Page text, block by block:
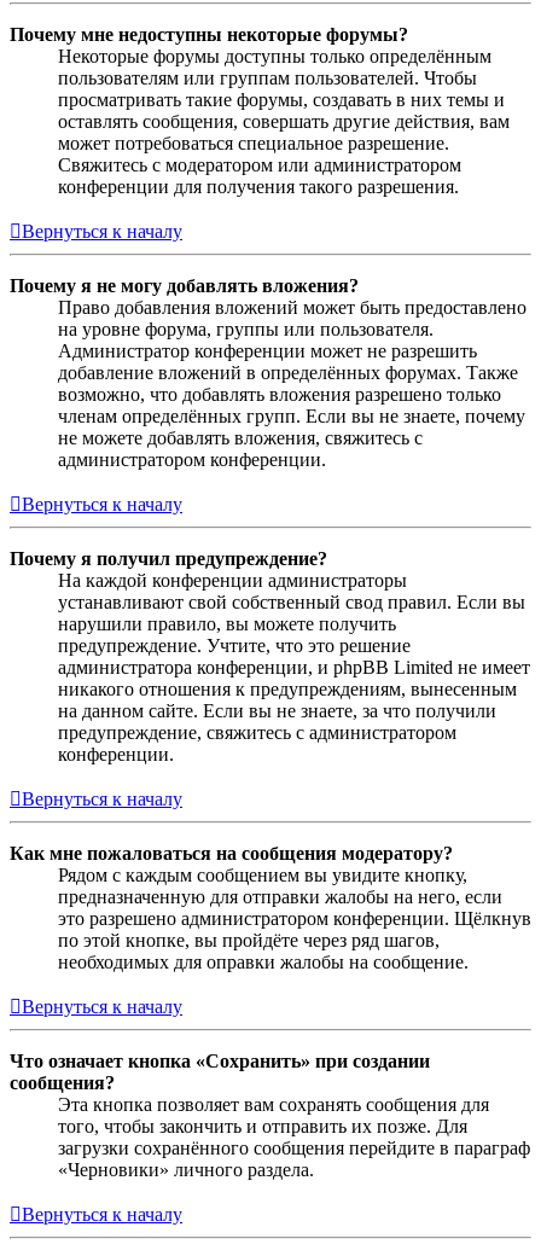
Почему мне недоступны некоторые форумы?
Некоторые форумы доступны только определённым
пользователям или группам пользователей. Чтобы
просматривать такие форумы, создавать в них темы и
оставлять сообщения, совершать другие действия, вам
может потребоваться специальное разрешение.
Свяжитесь с модератором или администратором
конференции для получения такого разрешения.
Вернуться к началу
Почему я не могу добавлять вложения?
Право добавления вложений может быть предоставлено
на уровне форума, группы или пользователя.
Администратор конференции может не разрешить
добавление вложений в определённых форумах. Также
возможно, что добавлять вложения разрешено только
членам определённых групп. Если вы не знаете, почему
не можете добавлять вложения, свяжитесь с
администратором конференции.
Вернуться к началу
Почему я получил предупреждение?
На каждой конференции администраторы
устанавливают свой собственный свод правил. Если вы
нарушили правило, вы можете получить
предупреждение. Учтите, что это решение
администратора конференции, и phpBB Limited не имеет
никакого отношения к предупреждениям, вынесенным
на данном сайте. Если вы не знаете, за что получили
предупреждение, свяжитесь с администратором
конференции.
Вернуться к началу
Как мне пожаловаться на сообщения модератору?
Рядом с каждым сообщением вы увидите кнопку,
предназначенную для отправки жалобы на него, если
это разрешено администратором конференции. Щёлкнув
по этой кнопке, вы пройдёте через ряд шагов,
необходимых для оправки жалобы на сообщение.
Вернуться к началу
Что означает кнопка «Сохранить» при создании
сообщения?
Эта кнопка позволяет вам сохранять сообщения для
того, чтобы закончить и отправить их позже. Для
загрузки сохранённого сообщения перейдите в параграф
«Черновики» личного раздела.
Вернуться к началу